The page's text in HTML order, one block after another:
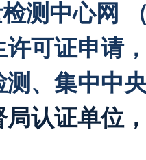
测中心网
许可证申请
、集中中
认证单位